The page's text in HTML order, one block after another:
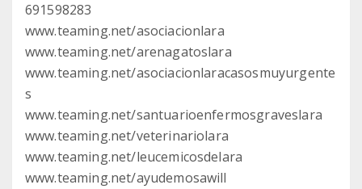
691598283
www.teaming.net/asociacionlara
www.teaming.net/arenagatoslara
www.teaming.net/asociacionlaracasosmuyurgente
s
www.teaming.net/santuarioenfermosgraveslara
www.teaming.net/veterinariolara
www.teaming.net/leucemicosdelara
www.teaming.net/ayudemosawill